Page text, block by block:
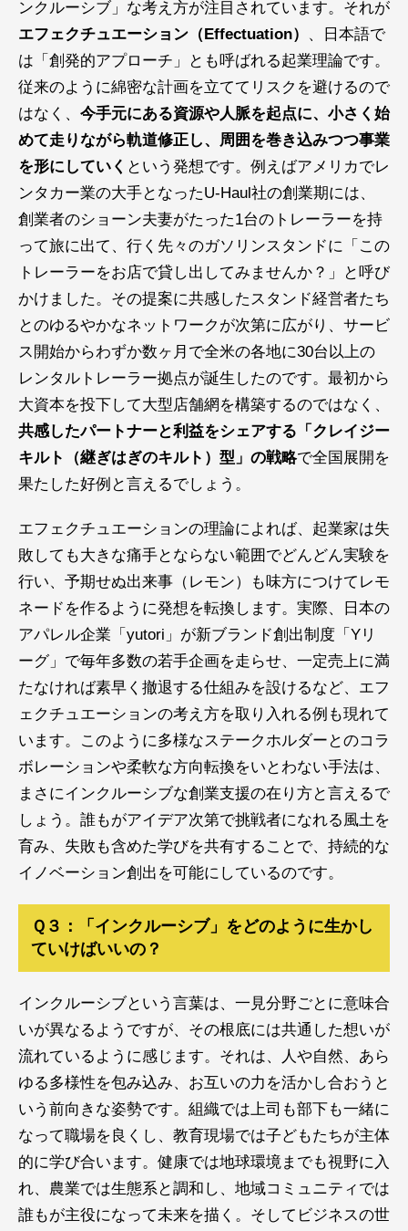
ンクルーシブ」な考え方が注目されています。それが
エフェクチュエーション（Effectuation）
、日本語で
は「創発的アプローチ」とも呼ばれる起業理論です。
従来のように綿密な計画を立ててリスクを避けるので
はなく、 今手元にある資源や人脈を起点に、小さく始
めて走りながら軌道修正し、周囲を巻き込みつつ事業
を形にしていく という発想です。例えばアメリカでレ
ンタカー業の大手となったU-Haul社の創業期には、
創業者のショーン夫妻がたった1台のトレーラーを持
って旅に出て、行く先々のガソリンスタンドに「この
トレーラーをお店で貸し出してみませんか？」と呼び
かけました。その提案に共感したスタンド経営者たち
とのゆるやかなネットワークが次第に広がり、サービ
ス開始からわずか数ヶ月で全米の各地に30台以上の
レンタルトレーラー拠点が誕生したのです。最初から
大資本を投下して大型店舗網を構築するのではなく、
共感したパートナーと利益をシェアする「クレイジー
キルト（継ぎはぎのキルト）型」の戦略で全国展開を
果たした好例と言えるでしょう。
エフェクチュエーションの理論によれば、起業家は失
敗しても大きな痛手とならない範囲でどんどん実験を
行い、予期せぬ出来事（レモン）も味方につけてレモ
ネードを作るように発想を転換します。実際、日本の
アパレル企業「yutori」が新ブランド創出制度「Yリ
ーグ」で毎年多数の若手企画を走らせ、一定売上に満
たなければ素早く撤退する仕組みを設けるなど、エフ
ェクチュエーションの考え方を取り入れる例も現れて
います。このように多様なステークホルダーとのコラ
ボレーションや柔軟な方向転換をいとわない手法は、
まさにインクルーシブな創業支援の在り方と言えるで
しょう。誰もがアイデア次第で挑戦者になれる風土を
育み、失敗も含めた学びを共有することで、持続的な
イノベーション創出を可能にしているのです。
Ｑ３：「インクルーシブ」をどのように生かし
ていけばいいの？
インクルーシブという言葉は、一見分野ごとに意味合
いが異なるようですが、その根底には共通した想いが
流れているように感じます。それは、人や自然、あら
ゆる多様性を包み込み、お互いの力を活かし合おうと
いう前向きな姿勢です。組織では上司も部下も一緒に
なって職場を良くし、教育現場では子どもたちが主体
的に学び合います。健康では地球環境までも視野に入
れ、農業では生態系と調和し、地域コミュニティでは
誰もが主役になって未来を描く。そしてビジネスの世